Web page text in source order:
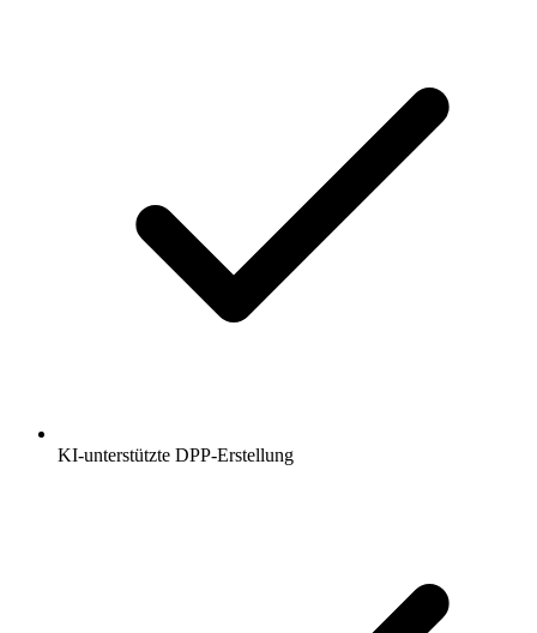
KI-unterstützte DPP-Erstellung